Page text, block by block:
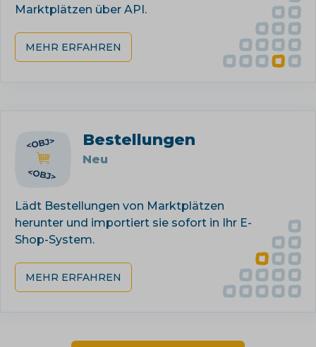
Marktplätzen über API.
MEHR ERFAHREN
Bestellungen
Neu
Lädt Bestellungen von Marktplätzen
herunter und importiert sie sofort in Ihr E-
Shop-System.
MEHR ERFAHREN